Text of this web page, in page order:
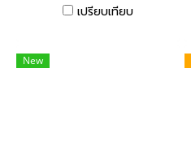
ตรวจจับที่ทำจากวัสดุที่ทนต่อ
เปรียบเทียบ
New